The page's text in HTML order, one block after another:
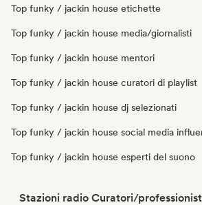
Top funky / jackin house etichette
Top funky / jackin house media/giornalisti
Top funky / jackin house mentori
Top funky / jackin house curatori di playlist
Top funky / jackin house dj selezionati
Top funky / jackin house social media
Top funky / jackin house esperti del suono
Stazioni radio Curatori/